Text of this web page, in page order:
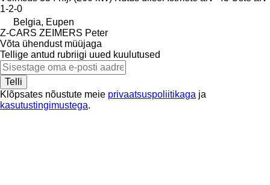
1-2-0
Belgia, Eupen
Z-CARS ZEIMERS Peter
Võta ühendust müüjaga
Tellige antud rubriigi uued kuulutused
Telli
Klõpsates nõustute meie privaatsuspoliitikaga ja
kasutustingimustega.